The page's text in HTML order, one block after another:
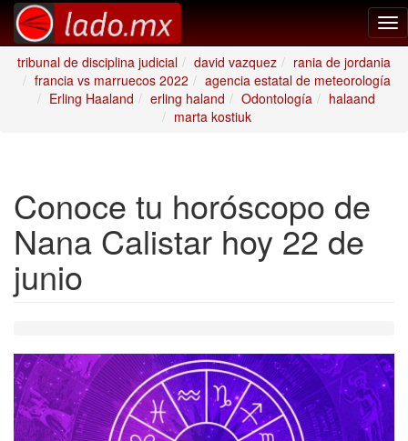
tribunal de disciplina judicial
david vazquez
rania de jordania
francia vs marruecos 2022
agencia estatal de meteorología
Erling Haaland
erling haland Odontología
halaand
marta kostiuk
Conoce tu horóscopo de
Nana Calistar hoy 22 de
junio